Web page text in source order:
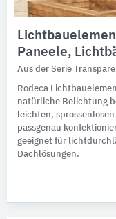
Paneele,
Aus der Serie
Rodeca
natürliche Belichtung
leichten,
passgenau
geeignet für
Dachlösungen.